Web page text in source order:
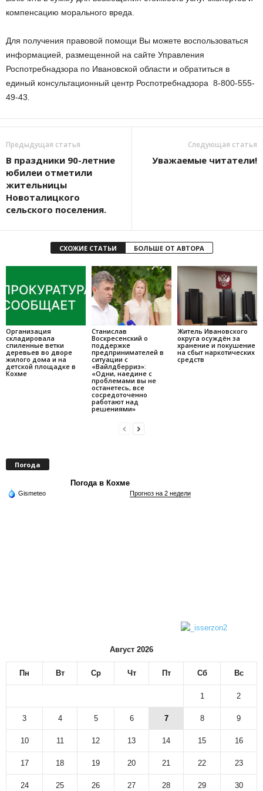
компенсацию морального вреда.
Для получения правовой помощи Вы можете воспользоваться
информацией, размещенной на сайте Управления
Роспотребнадзора по Ивановской области и обратиться в
единый консультационный центр Роспотребнадзора 8-800-555-
49-43.
Предыдущая статья
В праздники 90-летние
юбилеи отметили
жительницы
Новоталицкого
сельского поселения.
Следующая статья
Уважаемые читатели!
СХОЖИЕ СТАТЬИ БОЛЬШЕ ОТ АВТОРА
Организация
складировала
спиленные ветки
деревьев во дворе
жилого дома и на
детской площадке в
Кохме
Станислав
Воскресенский о
поддержке
предпринимателей в
ситуации с
«Вайлдберриз»:
«Одни, наедине с
проблемами вы не
останетесь, все
сосредоточенно
работают над
решениями»
Житель Ивановского
округа осуждён за
хранение и покушение
на сбыт наркотических
средств
Погода
Погода в Кохме
Gismeteo Прогноз на 2 недели
Август 2026
Пн Вт Ср Чт Пт Сб Вс
1 2
3 4 5 6 7 8 9
10 11 12 13 14 15 16
17 18 19 20 21 22 23
24 25 26 27 28 29 30